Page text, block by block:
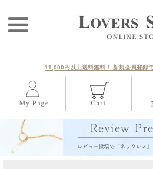
11,000円以上送料無料！ 新規会員登録